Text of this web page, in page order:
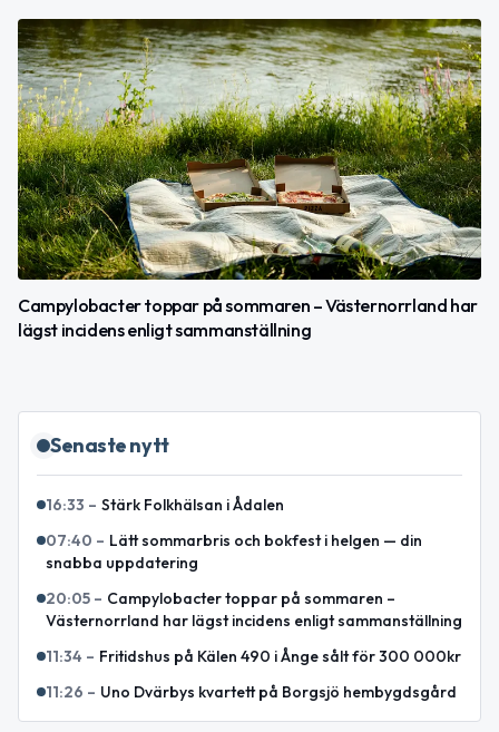
Campylobacter toppar på sommaren – Västernorrland har
lägst incidens enligt sammanställning
Senaste nytt
16:33 – Stärk Folkhälsan i Ådalen
07:40 – Lätt sommarbris och bokfest i helgen — din
snabba uppdatering
20:05 – Campylobacter toppar på sommaren –
Västernorrland har lägst incidens enligt sammanställning
11:34 – Fritidshus på Kälen 490 i Ånge sålt för 300 000kr
11:26 – Uno Dvärbys kvartett på Borgsjö hembygdsgård